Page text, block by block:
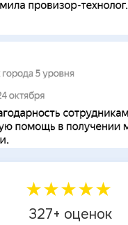
★★★★★
327+ оценок